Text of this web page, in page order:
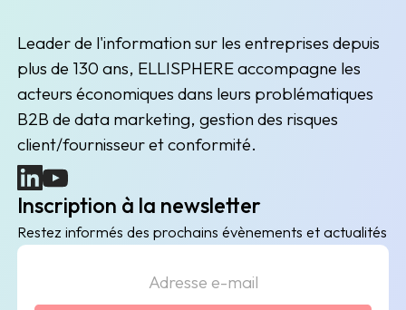
Leader de l'information sur les entreprises depuis
plus de 130 ans, ELLISPHERE accompagne les
acteurs économiques dans leurs problématiques
B2B de data marketing, gestion des risques
client/fournisseur et conformité.
(nouvelle fenêtre)
(nouvelle fenêtre)
Inscription à la newsletter
Restez informés des prochains évènements et actualités